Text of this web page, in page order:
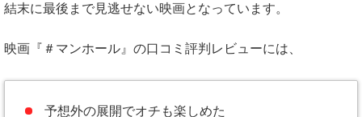
結末に最後まで見逃せない映画となっています。
映画『＃マンホール』の口コミ評判レビューには、
予想外の展開でオチも楽しめた